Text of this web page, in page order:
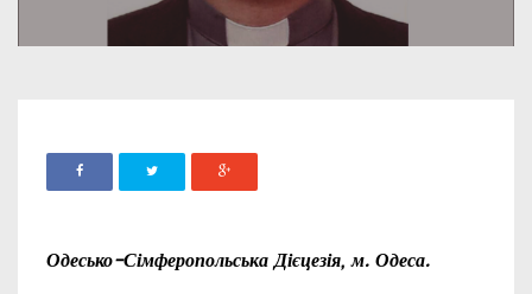
Одесько-Сімферопольська Дієцезія, м. Одеса.